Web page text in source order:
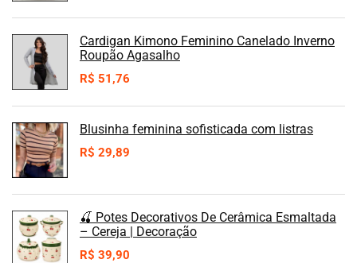
Cardigan Kimono Feminino Canelado Inverno
Roupão Agasalho
R$ 51,76
Blusinha feminina sofisticada com listras
R$ 29,89
🍒 Potes Decorativos De Cerâmica Esmaltada
– Cereja | Decoração
R$ 39,90